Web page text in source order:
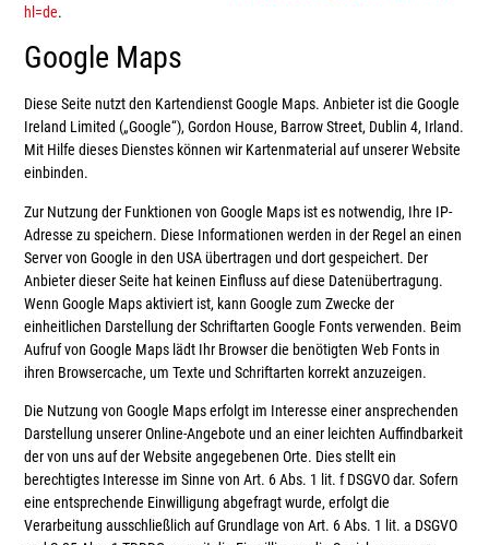
hl=de.
Google Maps
Diese Seite nutzt den Kartendienst Google Maps. Anbieter ist die Google
Ireland Limited („Google“), Gordon House, Barrow Street, Dublin 4, Irland.
Mit Hilfe dieses Dienstes können wir Kartenmaterial auf unserer Website
einbinden.
Zur Nutzung der Funktionen von Google Maps ist es notwendig, Ihre IP-
Adresse zu speichern. Diese Informationen werden in der Regel an einen
Server von Google in den USA übertragen und dort gespeichert. Der
Anbieter dieser Seite hat keinen Einfluss auf diese Datenübertragung.
Wenn Google Maps aktiviert ist, kann Google zum Zwecke der
einheitlichen Darstellung der Schriftarten Google Fonts verwenden. Beim
Aufruf von Google Maps lädt Ihr Browser die benötigten Web Fonts in
ihren Browsercache, um Texte und Schriftarten korrekt anzuzeigen.
Die Nutzung von Google Maps erfolgt im Interesse einer ansprechenden
Darstellung unserer Online-Angebote und an einer leichten Auffindbarkeit
der von uns auf der Website angegebenen Orte. Dies stellt ein
berechtigtes Interesse im Sinne von Art. 6 Abs. 1 lit. f DSGVO dar. Sofern
eine entsprechende Einwilligung abgefragt wurde, erfolgt die
Verarbeitung ausschließlich auf Grundlage von Art. 6 Abs. 1 lit. a DSGVO